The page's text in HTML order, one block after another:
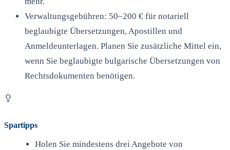
Verwaltungsgebühren: 50–200 € für notariell
beglaubigte Übersetzungen, Apostillen und
Anmeldeunterlagen. Planen Sie zusätzliche Mittel ein,
wenn Sie beglaubigte bulgarische Übersetzungen von
Rechtsdokumenten benötigen.
Spartipps
Holen Sie mindestens drei Angebote von